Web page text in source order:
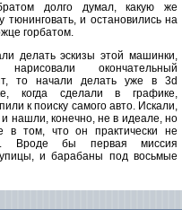
долго думал, какую же
тюнинговать, и остановились на
горбатом.
делать эскизы этой машинки,
нарисовали окончательный
то начали делать уже в 3d
когда сделали в графике,
к поиску самого авто. Искали,
и нашли, конечно, не в идеале, но
в том, что он практически не
Вроде бы первая миссия
и барабаны под восьмые